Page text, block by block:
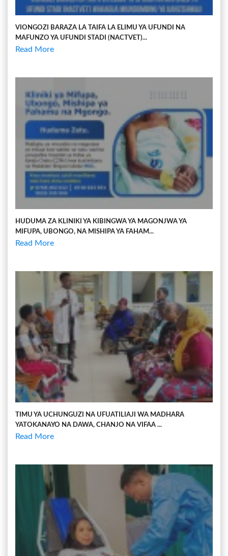
VIONGOZI BARAZA LA TAIFA LA ELIMU YA UFUNDI NA
MAFUNZO YA UFUNDI STADI (NACTVET)...
Read More
HUDUMA ZA KLINIKI YA KIBINGWA YA MAGONJWA YA
MIFUPA, UBONGO, NA MISHIPA YA FAHAM...
Read More
TIMU YA UCHUNGUZI NA UFUATILIAJI WA MADHARA
YATOKANAYO NA DAWA, CHANJO NA VIFAA ...
Read More